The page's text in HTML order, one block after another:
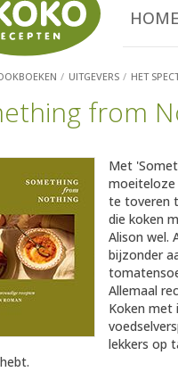
HOME
UITGEVERS HET
from
Met
moeiteloze
te toveren
die koken
Alison wel.
bijzonder
Allemaal
Koken met
lekkers op